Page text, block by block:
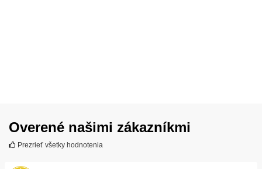
Overené našimi zákazníkmi
Prezrieť všetky hodnotenia